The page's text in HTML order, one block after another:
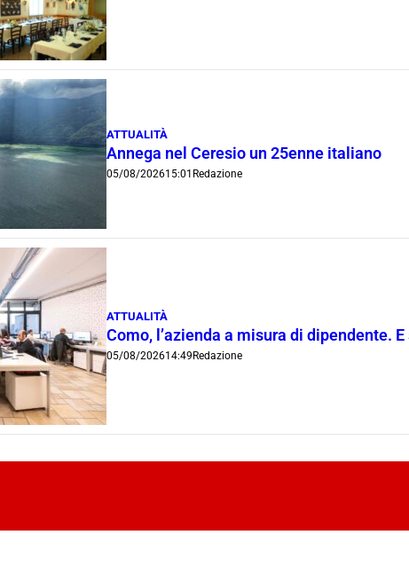
ATTUALITÀ
Annega nel Ceresio un 25enne italiano
05/08/202615:01 Redazione
ATTUALITÀ
Como, l’azienda a misura di dipendente.
05/08/202614:49 Redazione